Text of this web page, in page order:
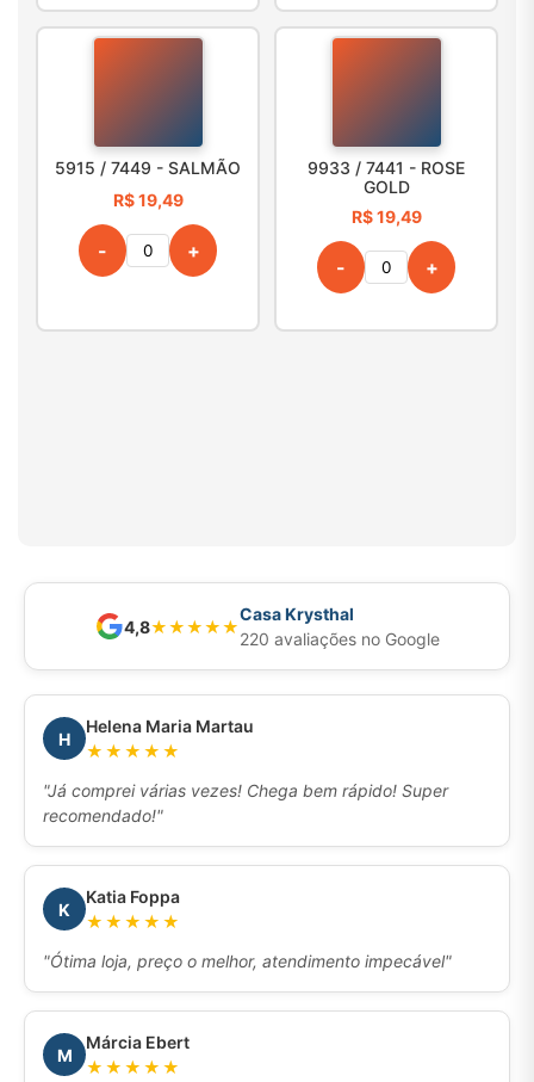
5915 / 7449 - SALMÃO
R$ 19,49
- +
9933 / 7441 - ROSE
GOLD
R$ 19,49
- +
4,8★★★★★
Casa Krysthal
220 avaliações no Google
H
Helena Maria Martau
★★★★★
"Já comprei várias vezes! Chega bem rápido! Super
recomendado!"
K
Katia Foppa
★★★★★
"Ótima loja, preço o melhor, atendimento impecável"
M
Márcia Ebert
★★★★★